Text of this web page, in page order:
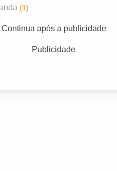
(1)
(1)
Continua após a publicidade
Publicidade